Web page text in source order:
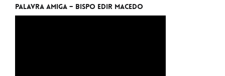
Palavra Amiga – Bispo Edir Macedo